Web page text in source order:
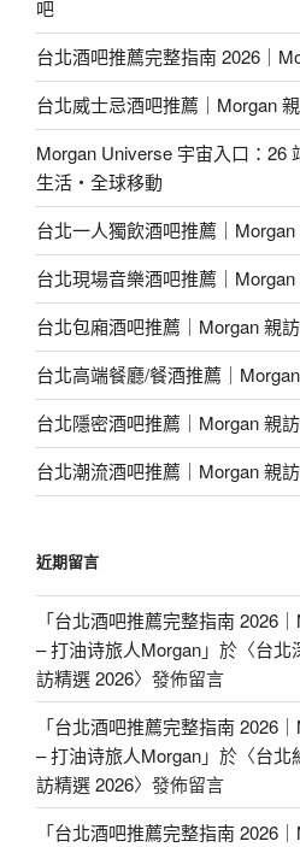
吧
台北酒吧推薦完整指南 2026｜
台北威士忌酒吧推薦｜Morgan
Morgan Universe 宇宙入口：26
生活・全球移動
台北一人獨飲酒吧推薦｜
台北現場音樂酒吧推薦｜
台北包廂酒吧推薦｜Morgan 親
台北高端餐廳/餐酒推薦｜
台北隱密酒吧推薦｜Morgan 親
台北潮流酒吧推薦｜Morgan 親
近期留言
「台北酒吧推薦完整指南 2026
– 打油诗旅人Morgan」於〈台北
訪精選 2026〉發佈留言
「台北酒吧推薦完整指南 2026
– 打油诗旅人Morgan」於〈台北
訪精選 2026〉發佈留言
「台北酒吧推薦完整指南 2026